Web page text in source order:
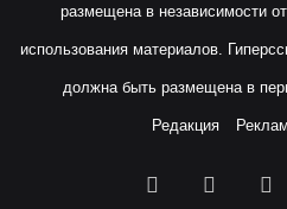
размещена в независимости
использования материалов.
должна быть размещена в
Редакция
Facebook